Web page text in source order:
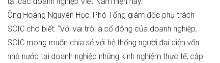
Ông Hoàng Nguyên Học, Phó Tổng giám đốc phụ trách
SCIC cho biết: “Với vai trò là cổ đông của doanh nghiệp,
SCIC mong muốn chia sẻ với hệ thống người đại diện vốn
nhà nước tại doanh nghiệp những kinh nghiệm thực tế, cập